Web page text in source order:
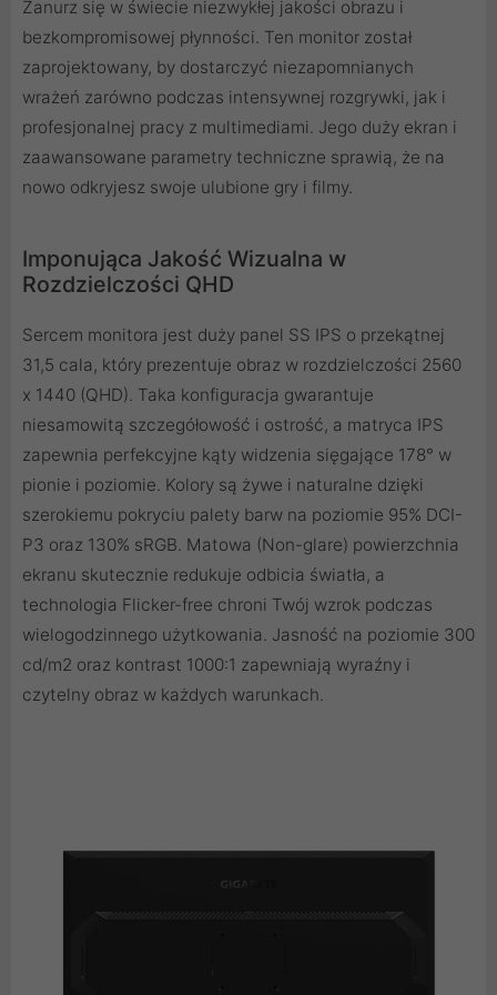
Zanurz się w świecie niezwykłej jakości obrazu i
bezkompromisowej płynności. Ten monitor został
zaprojektowany, by dostarczyć niezapomnianych
wrażeń zarówno podczas intensywnej rozgrywki, jak i
profesjonalnej pracy z multimediami. Jego duży ekran i
zaawansowane parametry techniczne sprawią, że na
nowo odkryjesz swoje ulubione gry i filmy.
Imponująca Jakość Wizualna w
Rozdzielczości QHD
Sercem monitora jest duży panel SS IPS o przekątnej
31,5 cala, który prezentuje obraz w rozdzielczości 2560
x 1440 (QHD). Taka konfiguracja gwarantuje
niesamowitą szczegółowość i ostrość, a matryca IPS
zapewnia perfekcyjne kąty widzenia sięgające 178° w
pionie i poziomie. Kolory są żywe i naturalne dzięki
szerokiemu pokryciu palety barw na poziomie 95% DCI-
P3 oraz 130% sRGB. Matowa (Non-glare) powierzchnia
ekranu skutecznie redukuje odbicia światła, a
technologia Flicker-free chroni Twój wzrok podczas
wielogodzinnego użytkowania. Jasność na poziomie 300
cd/m2 oraz kontrast 1000:1 zapewniają wyraźny i
czytelny obraz w każdych warunkach.